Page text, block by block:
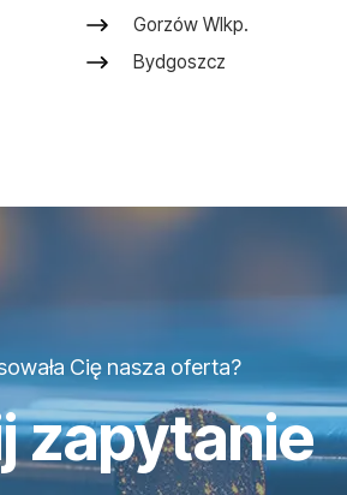
Gorzów Wlkp.
Bydgoszcz
Cię nasza oferta?
zapytanie